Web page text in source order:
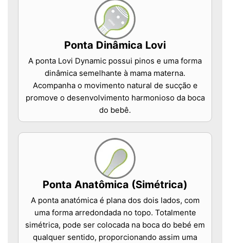
Ponta Dinâmica Lovi
A ponta Lovi Dynamic possui pinos e uma forma
dinâmica semelhante à mama materna.
Acompanha o movimento natural de sucção e
promove o desenvolvimento harmonioso da boca
do bebê.
Ponta Anatômica (Simétrica)
A ponta anatómica é plana dos dois lados, com
uma forma arredondada no topo. Totalmente
simétrica, pode ser colocada na boca do bebé em
qualquer sentido, proporcionando assim uma